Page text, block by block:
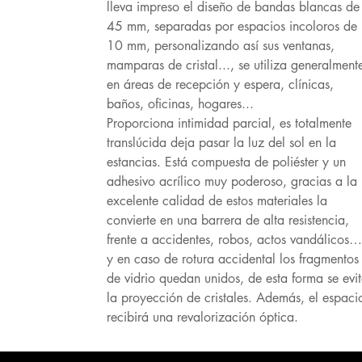
lleva impreso el diseño de bandas blancas de
45 mm, separadas por espacios incoloros de
10 mm, personalizando así sus ventanas,
mamparas de cristal..., se utiliza
en áreas de recepción y espera, clínicas,
baños, oficinas, hogares...
Proporciona intimidad parcial, es totalmente
translúcida deja pasar la luz del sol en la
estancias. Está compuesta de poliéster y un
adhesivo acrílico muy poderoso, gracias a la
excelente calidad de estos materiales la
convierte en una barrera de alta resistencia,
frente a accidentes, robos, actos vandálicos…
y en caso de rotura accidental los fragmentos
de vidrio quedan unidos, de esta forma se
la proyección de cristales. Además, el
recibirá una revalorización óptica.